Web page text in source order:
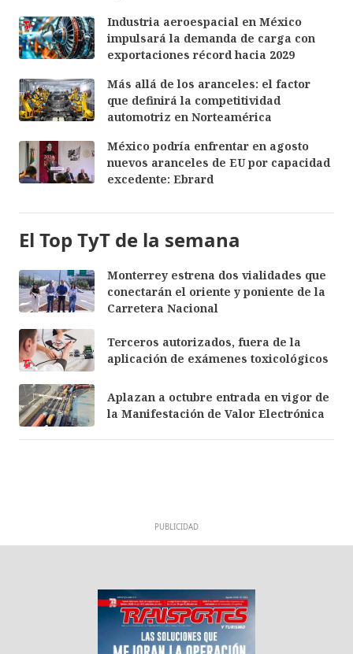
Industria aeroespacial en México
impulsará la demanda de carga con
exportaciones récord hacia 2029
Más allá de los aranceles: el factor
que definirá la competitividad
automotriz en Norteamérica
México podría enfrentar en agosto
nuevos aranceles de EU por capacidad
excedente: Ebrard
El Top TyT de la semana
Monterrey estrena dos vialidades que
conectarán el oriente y poniente de la
Carretera Nacional
Terceros autorizados, fuera de la
aplicación de exámenes toxicológicos
Aplazan a octubre entrada en vigor de
la Manifestación de Valor Electrónica
PUBLICIDAD